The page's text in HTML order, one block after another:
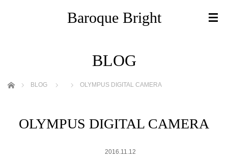
Baroque Bright
BLOG
ホーム BLOG OLYMPUS DIGITAL CAMERA
OLYMPUS DIGITAL CAMERA
2016.11.12